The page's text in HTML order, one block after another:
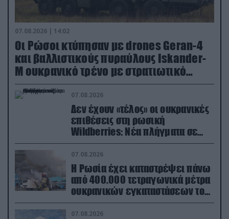
07.08.2026 | 14:02
Οι Ρώσοι κτύπησαν με drones Geran-4
και βαλλιστικούς πυραύλους Iskander-
M ουκρανικό τρένο με στρατιωτικό
εξοπλισμό
07.08.2026
Δεν έχουν «τέλος» οι ουκρανικές
επιθέσεις στη ρωσική
Wildberries: Νέα πλήγματα σε
εγκαταστάσεις στα Ουράλια
07.08.2026
Η Ρωσία έχει καταστρέψει πάνω
από 400.000 τετραγωνικά μέτρα
ουκρανικών εγκαταστάσεων τον
Ιούλιο
07.08.2026